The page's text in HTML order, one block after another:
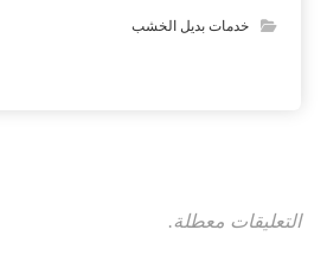
خدمات بديل الخشب
التعليقات معطلة.